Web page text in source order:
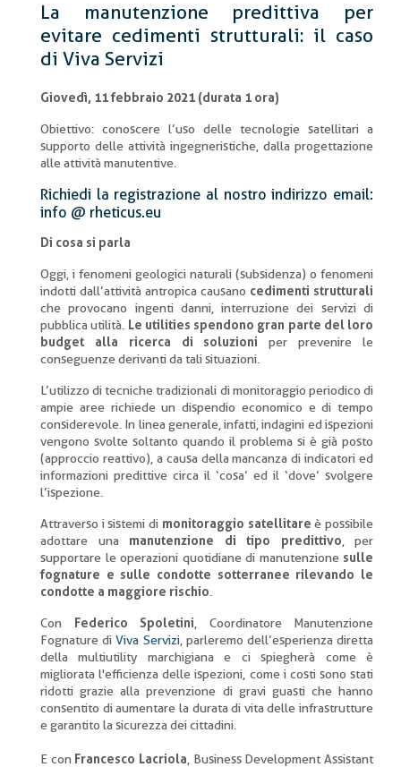
La manutenzione predittiva per
evitare cedimenti strutturali: il caso
di Viva Servizi
Giovedì, 11 febbraio 2021 (durata 1 ora)
Obiettivo: conoscere l’uso delle tecnologie satellitari a
supporto delle attività ingegneristiche, dalla progettazione
alle attività manutentive.
Richiedi la registrazione al nostro indirizzo email:
info @ rheticus.eu
Di cosa si parla
Oggi, i fenomeni geologici naturali (subsidenza) o fenomeni
indotti dall’attività antropica causano cedimenti strutturali
che provocano ingenti danni, interruzione dei servizi di
pubblica utilità.
Le utilities spendono gran parte del loro
budget alla ricerca di soluzioni per prevenire le
conseguenze derivanti da tali situazioni.
L’utilizzo di tecniche tradizionali di monitoraggio periodico di
ampie aree richiede un dispendio economico e di tempo
considerevole. In linea generale, infatti, indagini ed ispezioni
vengono svolte soltanto quando il problema si è già posto
(approccio reattivo), a causa della mancanza di indicatori ed
informazioni predittive circa il ‘cosa’ ed il ‘dove’ svolgere
l’ispezione.
Attraverso i sistemi di monitoraggio satellitare è possibile
adottare una manutenzione di tipo predittivo , per
supportare le operazioni quotidiane di manutenzione sulle
fognature e sulle condotte sotterranee rilevando le
condotte a maggiore rischio
Con Federico Spoletini , Coordinatore Manutenzione
Fognature diViva Servizi, parleremo dell’esperienza diretta
della multiutility marchigiana e ci spiegherà come è
migliorata l'efficienza delle ispezioni, come i costi sono stati
ridotti grazie alla prevenzione di gravi guasti che hanno
consentito di aumentare la durata di vita delle infrastrutture
e garantito la sicurezza dei cittadini.
E con Francesco Lacriola , Business Development Assistant